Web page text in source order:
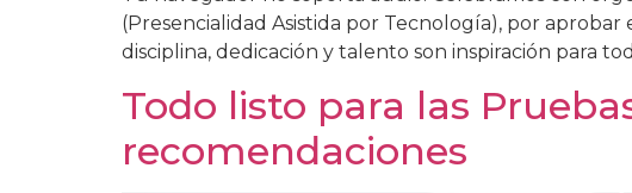
(Presencialidad Asistida por Tecnología), por
disciplina, dedicación y talento son inspiración para
Todo listo para las
recomendaciones